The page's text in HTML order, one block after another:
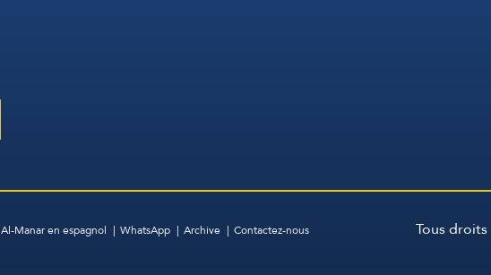
Al-Manar en espagnol WhatsApp Archive Contactez-nous
Tous